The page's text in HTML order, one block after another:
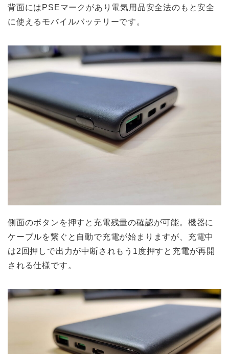
背面にはPSEマークがあり電気用品安全法のもと安全
に使えるモバイルバッテリーです。
側面のボタンを押すと充電残量の確認が可能。機器に
ケーブルを繋ぐと自動で充電が始まりますが、充電中
は2回押しで出力が中断されもう1度押すと充電が再開
される仕様です。